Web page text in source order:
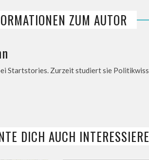
ZUM AUTOR
Startstories. Zurzeit studiert sie
DICH AUCH